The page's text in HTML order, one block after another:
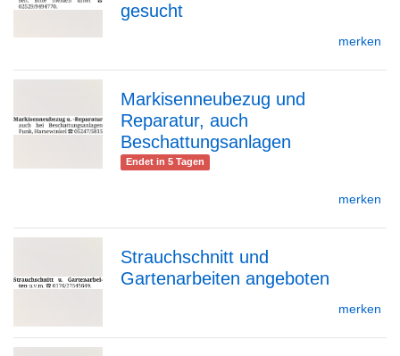
Detailseite
gesucht
merken
zur
Markisenneubezug und
Reparatur, auch
Beschattungsanlagen
Endet in 5 Tagen
merken
zur
Strauchschnitt und
Gartenarbeiten angeboten
merken